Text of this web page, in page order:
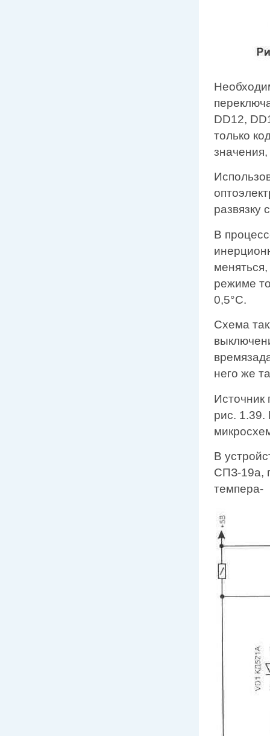
DD12,
только
развязку
В
режиме
0,5°С.
Схема
него же
Источник
рис.
В
СПЗ-19а,
темпера-